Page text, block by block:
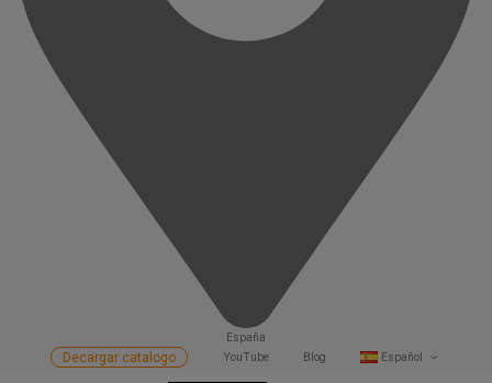
España
Español
Blog
YouTube
Decargar catalogo